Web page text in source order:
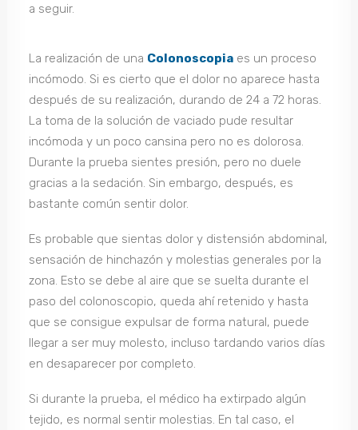
a seguir.
La realización de una Colonoscopia es un proceso
incómodo. Si es cierto que el dolor no aparece hasta
después de su realización, durando de 24 a 72 horas.
La toma de la solución de vaciado pude resultar
incómoda y un poco cansina pero no es dolorosa.
Durante la prueba sientes presión, pero no duele
gracias a la sedación. Sin embargo, después, es
bastante común sentir dolor.
Es probable que sientas dolor y distensión abdominal,
sensación de hinchazón y molestias generales por la
zona. Esto se debe al aire que se suelta durante el
paso del colonoscopio, queda ahí retenido y hasta
que se consigue expulsar de forma natural, puede
llegar a ser muy molesto, incluso tardando varios días
en desaparecer por completo.
Si durante la prueba, el médico ha extirpado algún
tejido, es normal sentir molestias. En tal caso, el